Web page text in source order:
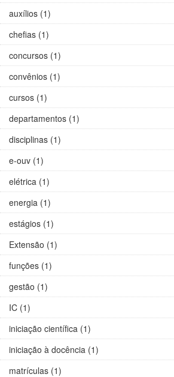
auxílios (1)
chefias (1)
concursos (1)
convênios (1)
cursos (1)
departamentos (1)
disciplinas (1)
e-ouv (1)
elétrica (1)
energia (1)
estágios (1)
Extensão (1)
funções (1)
gestão (1)
IC (1)
iniciação científica (1)
iniciação à docência (1)
matrículas (1)